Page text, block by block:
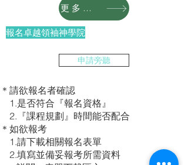
更多關於神學院
報名卓越領袖神學院
申請旁聽
＊請欲報名者確認
1.是否符合『報名資格』
2.『課程規劃』時間能否配合
​＊如欲報考
1.請下載相關報名表單
2.填寫並備妥報考所需資料